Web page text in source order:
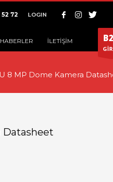
72 LOGIN
İLETİŞİM
8 MP Dome Kamera
Datasheet